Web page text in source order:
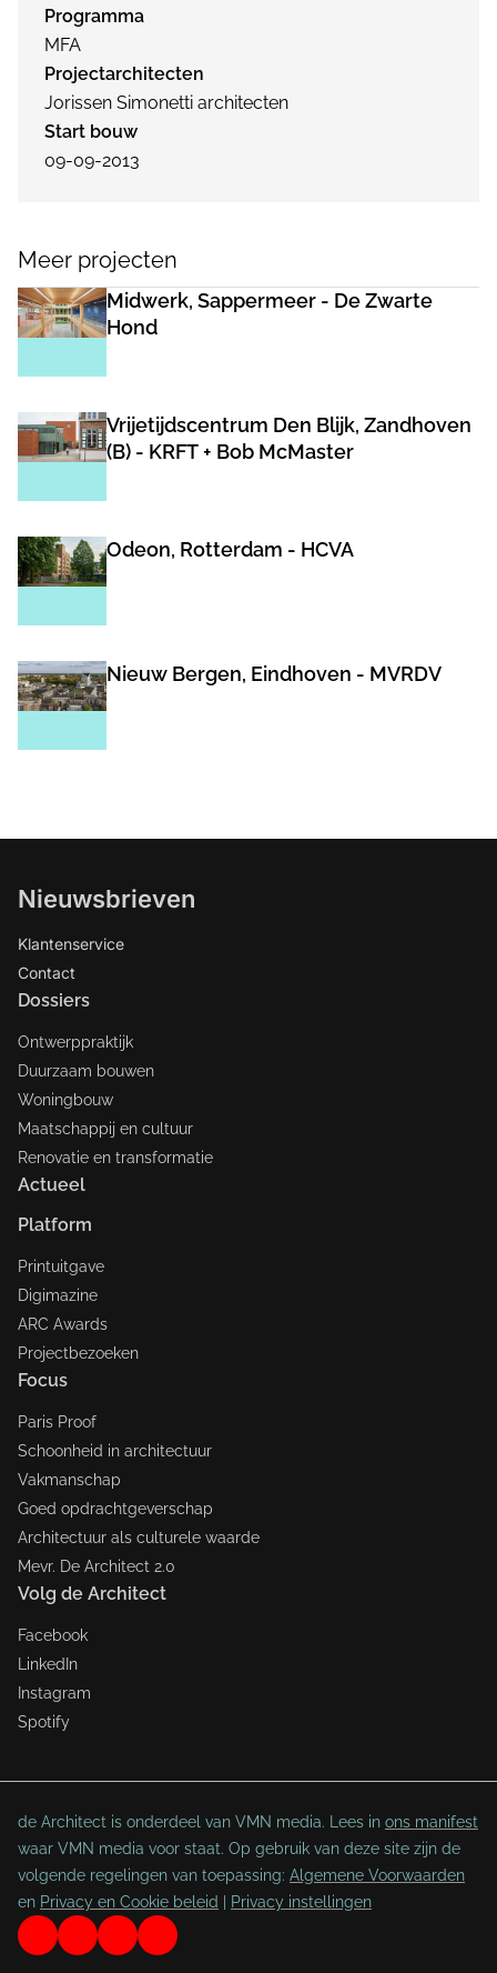
Programma
MFA
Projectarchitecten
Jorissen Simonetti architecten
Start bouw
09-09-2013
Meer projecten
Midwerk, Sappermeer - De Zwarte
Hond
Vrijetijdscentrum Den Blijk, Zandhoven
(B) - KRFT + Bob McMaster
Odeon, Rotterdam - HCVA
Nieuw Bergen, Eindhoven - MVRDV
Nieuwsbrieven
Klantenservice
Contact
Dossiers
Ontwerppraktijk
Duurzaam bouwen
Woningbouw
Maatschappij en cultuur
Renovatie en transformatie
Actueel
Platform
Printuitgave
Digimazine
ARC Awards
Projectbezoeken
Focus
Paris Proof
Schoonheid in architectuur
Vakmanschap
Goed opdrachtgeverschap
Architectuur als culturele waarde
Mevr. De Architect 2.0
Volg de Architect
Facebook
LinkedIn
Instagram
Spotify
de Architect is onderdeel van VMN media. Lees in ons manifest
waar VMN media voor staat. Op gebruik van deze site zijn de
volgende regelingen van toepassing: Algemene Voorwaarden
en Privacy en Cookie beleid Privacy instellingen